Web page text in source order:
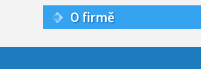
O firmě